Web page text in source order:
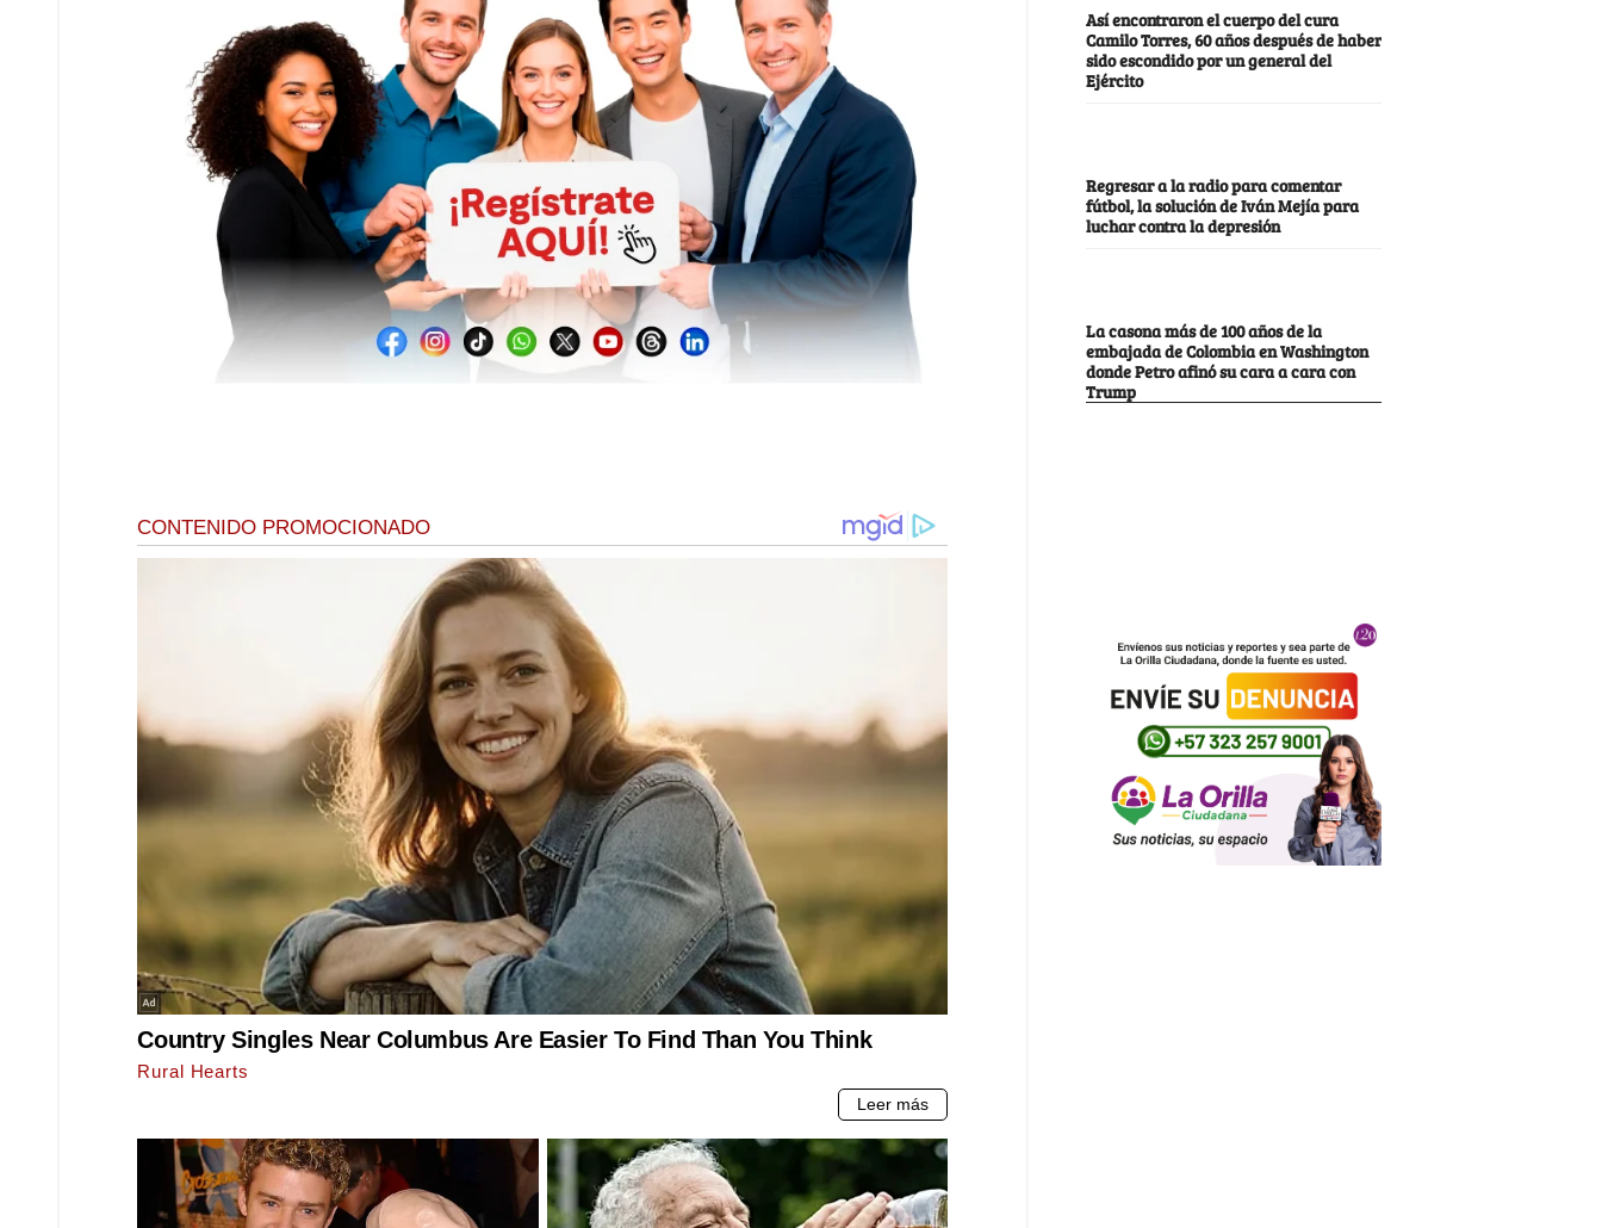
Así encontraron el cuerpo del cura
Camilo Torres, 60 años después de haber
sido escondido por un general del
Ejército
Regresar a la radio para comentar
fútbol, la solución de Iván Mejía para
luchar contra la depresión
La casona más de 100 años de la
embajada de Colombia en Washington
donde Petro afinó su cara a cara con
Trump